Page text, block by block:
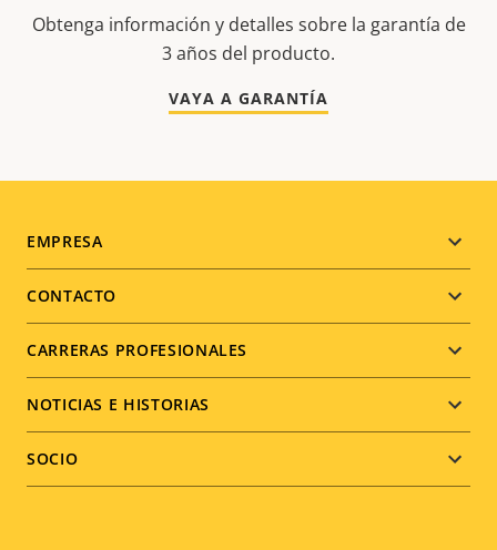
Obtenga información y detalles sobre la garantía de
3 años del producto.
VAYA A GARANTÍA
Footer
menu
EMPRESA
CONTACTO
CARRERAS PROFESIONALES
NOTICIAS E HISTORIAS
SOCIO